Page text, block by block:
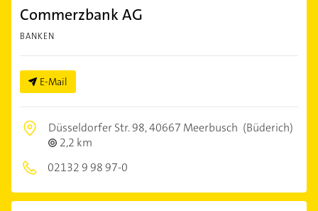
Commerzbank AG
BANKEN
E-Mail
Düsseldorfer Str. 98,40667 Meerbusch (Büderich)
2,2 km
02132 9 98 97-0